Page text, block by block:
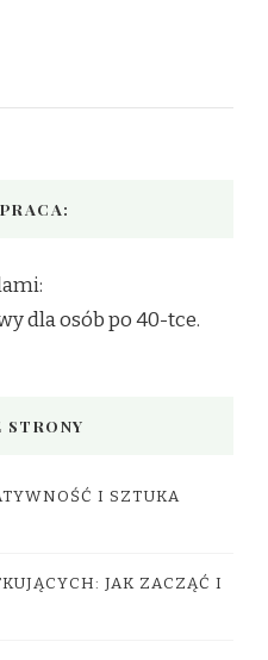
dla osób po 40-tce.
STRONY
I SZTUKA
JAK ZACZĄĆ I